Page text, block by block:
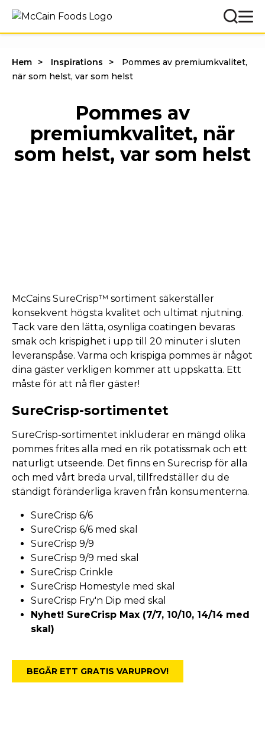
Hem Inspirations
Pommes av premiumkvalitet,
när som helst, var som helst
Pommes av
premiumkvalitet, när
som helst, var som helst
McCains SureCrisp™ sortiment säkerställer
konsekvent högsta kvalitet och ultimat njutning.
Tack vare den lätta, osynliga coatingen bevaras
smak och krispighet i upp till 20 minuter i sluten
leveranspåse. Varma och krispiga pommes är något
dina gäster verkligen kommer att uppskatta. Ett
måste för att nå fler gäster!
SureCrisp-sortimentet
SureCrisp-sortimentet inkluderar en mängd olika
pommes frites alla med en rik potatissmak och ett
naturligt utseende. Det finns en Surecrisp för alla
och med vårt breda urval, tillfredställer du de
ständigt föränderliga kraven från konsumenterna.
SureCrisp 6/6
SureCrisp 6/6 med skal
SureCrisp 9/9
SureCrisp 9/9 med skal
SureCrisp Crinkle
SureCrisp Homestyle med skal
SureCrisp Fry'n Dip med skal
Nyhet! SureCrisp Max (7/7, 10/10, 14/14 med
skal)
BEGÄR ETT GRATIS VARUPROV!